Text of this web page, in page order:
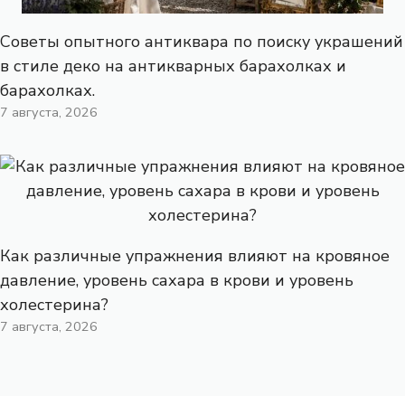
Советы опытного антиквара по поиску украшений
в стиле деко на антикварных барахолках и
барахолках.
7 августа, 2026
Как различные упражнения влияют на кровяное
давление, уровень сахара в крови и уровень
холестерина?
7 августа, 2026